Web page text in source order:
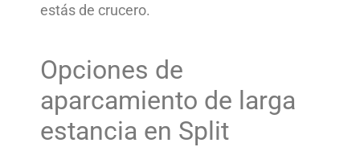
estás de crucero.
Opciones de
aparcamiento de larga
estancia en Split